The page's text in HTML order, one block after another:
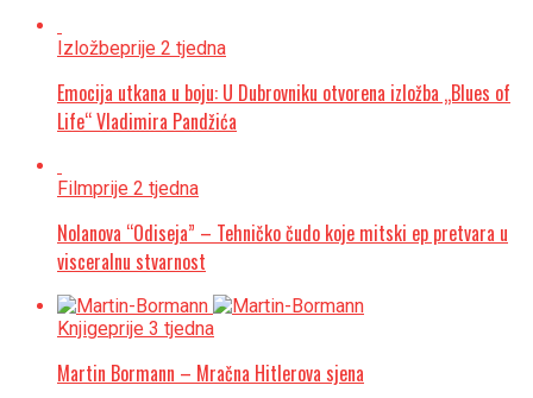
Izložbeprije 2 tjedna
Emocija utkana u boju: U Dubrovniku otvorena izložba „Blues of
Life“ Vladimira Pandžića
Filmprije 2 tjedna
Nolanova “Odiseja” – Tehničko čudo koje mitski ep pretvara u
visceralnu stvarnost
Knjigeprije 3 tjedna
Martin Bormann – Mračna Hitlerova sjena